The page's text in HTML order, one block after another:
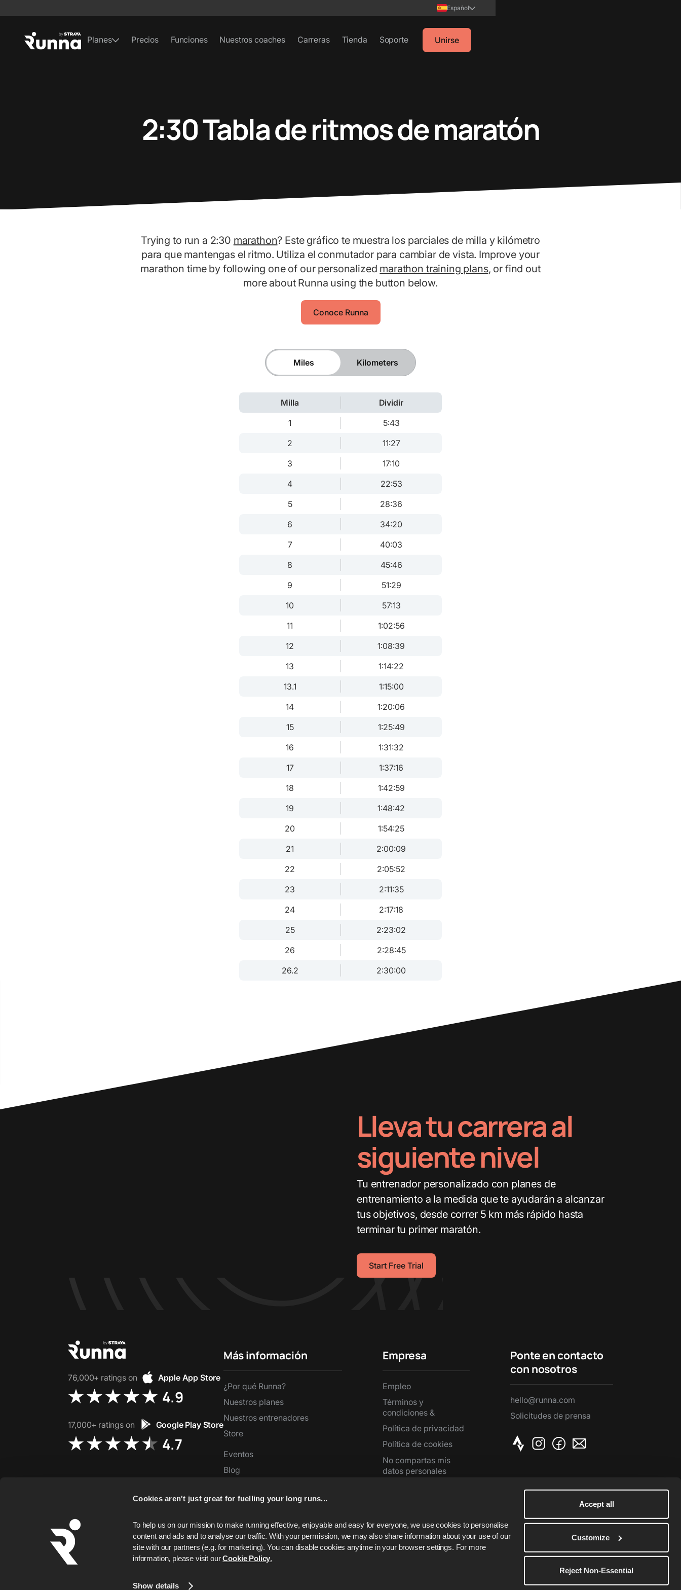
Cookies aren't just great for fuelling your long runs...
To help us on our mission to make running effective, enjoyable and easy for everyone, we use cookies to personalise
content and ads and to analyse our traffic. With your permission, we may also share information about your use of our
site with our partners (e.g. for marketing). You can disable cookies anytime in your browser settings. For more
information, please visit our Cookie Policy.
Show details
Accept all
Customize
Reject Non-Essential
Español
Planes Precios Funciones Nuestros coaches Carreras Tienda Soporte Unirse
2:30 Tabla de ritmos de maratón
Trying to run a 2:30 marathon? Este gráfico te muestra los parciales de milla y kilómetro
para que mantengas el ritmo. Utiliza el conmutador para cambiar de vista. Improve your
marathon time by following one of our personalized marathon training plans, or find out
more about Runna using the button below.
Conoce Runna
Miles Kilometers
Milla
Dividir
1
5:43
2
11:27
3
17:10
4
22:53
5
28:36
6
34:20
7
40:03
8
45:46
9
51:29
10
57:13
11
1:02:56
12
1:08:39
13
1:14:22
13.1
1:15:00
14
1:20:06
15
1:25:49
16
1:31:32
17
1:37:16
18
1:42:59
19
1:48:42
20
1:54:25
21
2:00:09
22
2:05:52
23
2:11:35
24
2:17:18
25
2:23:02
26
2:28:45
26.2
2:30:00
Lleva tu carrera al
siguiente nivel
Tu entrenador personalizado con planes de
entrenamiento a la medida que te ayudarán a alcanzar
tus objetivos, desde correr 5 km más rápido hasta
terminar tu primer maratón.
Start Free Trial
76,000+ ratings on Apple App Store
4.9
17,000+ ratings on Google Play Store
4.7
Más información
¿Por qué Runna?
Nuestros planes
Nuestros entrenadores
Store
Eventos
Blog
Ayuda
Empresa
Empleo
Términos y
condiciones &
Política de privacidad
Política de cookies
No compartas mis
datos personales
Ponte en contacto
con nosotros
hello@runna.com
Solicitudes de prensa